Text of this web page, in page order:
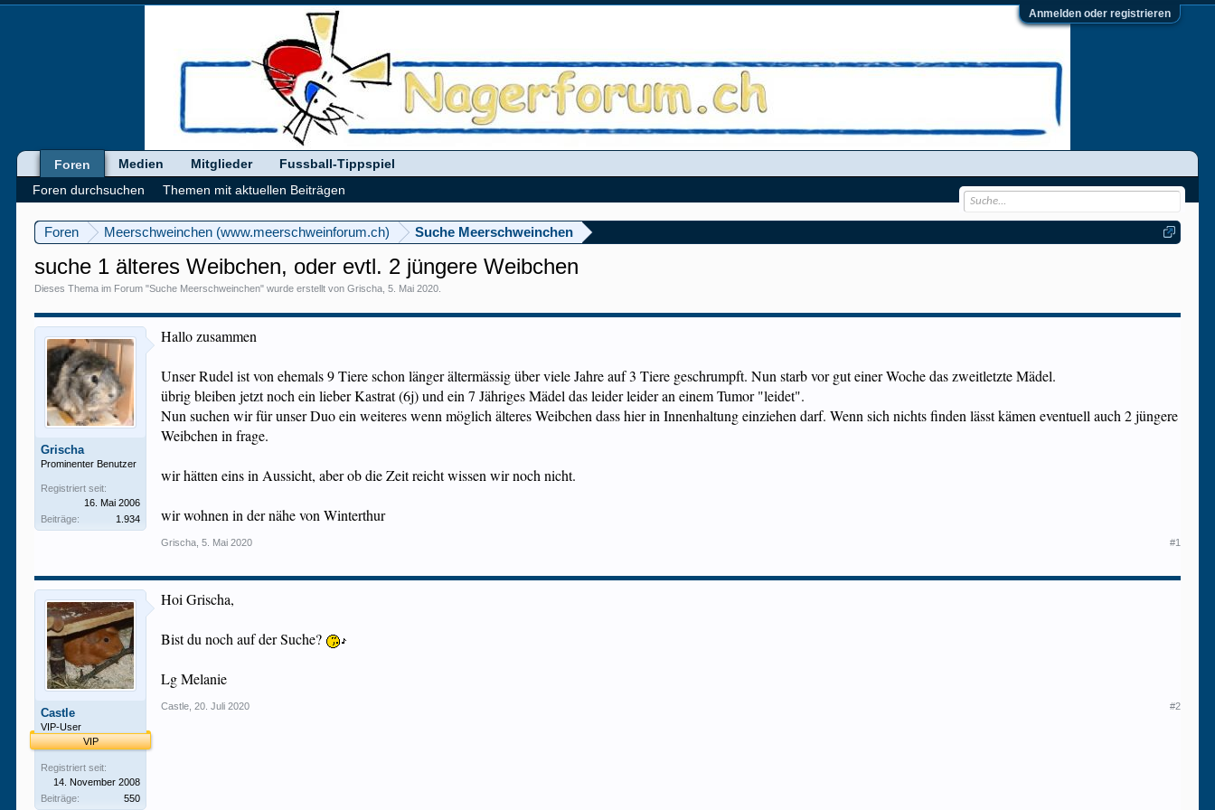
Anmelden oder registrieren
Foren Meerschweinchen (www.meerschweinforum.ch) Suche Meerschweinchen
suche 1 älteres Weibchen, oder evtl. 2 jüngere Weibchen
Dieses Thema im Forum "Suche Meerschweinchen" wurde erstellt vonGrischa ,5. Mai 2020
Grischa
Prominenter Benutzer
Registriert seit:
16. Mai 2006
Beiträge:
1.934
Hallo zusammen
Unser Rudel ist von ehemals 9 Tiere schon länger ältermässig über viele Jahre auf 3 Tiere geschrumpft. Nun starb vor gut einer Woche das zweitletzte Mädel.
übrig bleiben jetzt noch ein lieber Kastrat (6j) und ein 7 Jähriges Mädel das leider leider an einem Tumor "leidet".
Nun suchen wir für unser Duo ein weiteres wenn möglich älteres Weibchen dass hier in Innenhaltung einziehen darf. Wenn sich nichts finden lässt kämen eventuell auch 2 jüngere
Weibchen in frage.
wir hätten eins in Aussicht, aber ob die Zeit reicht wissen wir noch nicht.
wir wohnen in der nähe von Winterthur
Grischa 5. Mai 2020 #1
Castle
VIP-User
VIP
Registriert seit:
14. November 2008
Beiträge:
550
Hoi Grischa,
Bist du noch auf der Suche?
Lg Melanie
Castle 20. Juli 2020 #2
Foren
Foren durchsuchen
Themen mit aktuellen Beiträgen
Medien Mitglieder Fussball-Tippspiel